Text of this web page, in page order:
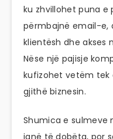
ku zhvillohet puna e
përmbajnë email-e,
klientësh dhe akses
Nëse një pajisje
kufizohet vetëm
gjithë biznesin.
Shumica e sulmeve